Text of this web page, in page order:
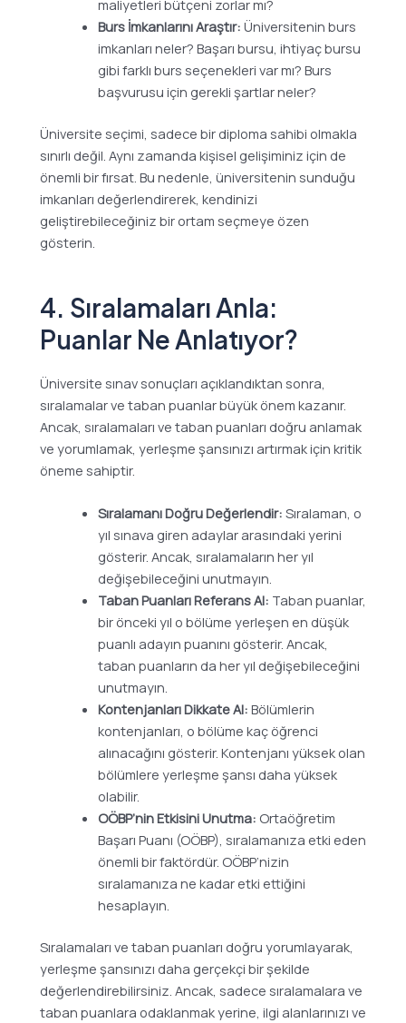
maliyetleri bütçeni zorlar mı?
Burs İmkanlarını Araştır: Üniversitenin burs
imkanları neler? Başarı bursu, ihtiyaç bursu
gibi farklı burs seçenekleri var mı? Burs
başvurusu için gerekli şartlar neler?
Üniversite seçimi, sadece bir diploma sahibi olmakla
sınırlı değil. Aynı zamanda kişisel gelişiminiz için de
önemli bir fırsat. Bu nedenle, üniversitenin sunduğu
imkanları değerlendirerek, kendinizi
geliştirebileceğiniz bir ortam seçmeye özen
gösterin.
4. Sıralamaları Anla:
Puanlar Ne Anlatıyor?
Üniversite sınav sonuçları açıklandıktan sonra,
sıralamalar ve taban puanlar büyük önem kazanır.
Ancak, sıralamaları ve taban puanları doğru anlamak
ve yorumlamak, yerleşme şansınızı artırmak için kritik
öneme sahiptir.
Sıralamanı Doğru Değerlendir: Sıralaman, o
yıl sınava giren adaylar arasındaki yerini
gösterir. Ancak, sıralamaların her yıl
değişebileceğini unutmayın.
Taban Puanları Referans Al: Taban puanlar,
bir önceki yıl o bölüme yerleşen en düşük
puanlı adayın puanını gösterir. Ancak,
taban puanların da her yıl değişebileceğini
unutmayın.
Kontenjanları Dikkate Al: Bölümlerin
kontenjanları, o bölüme kaç öğrenci
alınacağını gösterir. Kontenjanı yüksek olan
bölümlere yerleşme şansı daha yüksek
olabilir.
OÖBP’nin Etkisini Unutma: Ortaöğretim
Başarı Puanı (OÖBP), sıralamanıza etki eden
önemli bir faktördür. OÖBP’nizin
sıralamanıza ne kadar etki ettiğini
hesaplayın.
Sıralamaları ve taban puanları doğru yorumlayarak,
yerleşme şansınızı daha gerçekçi bir şekilde
değerlendirebilirsiniz. Ancak, sadece sıralamalara ve
taban puanlara odaklanmak yerine, ilgi alanlarınızı ve